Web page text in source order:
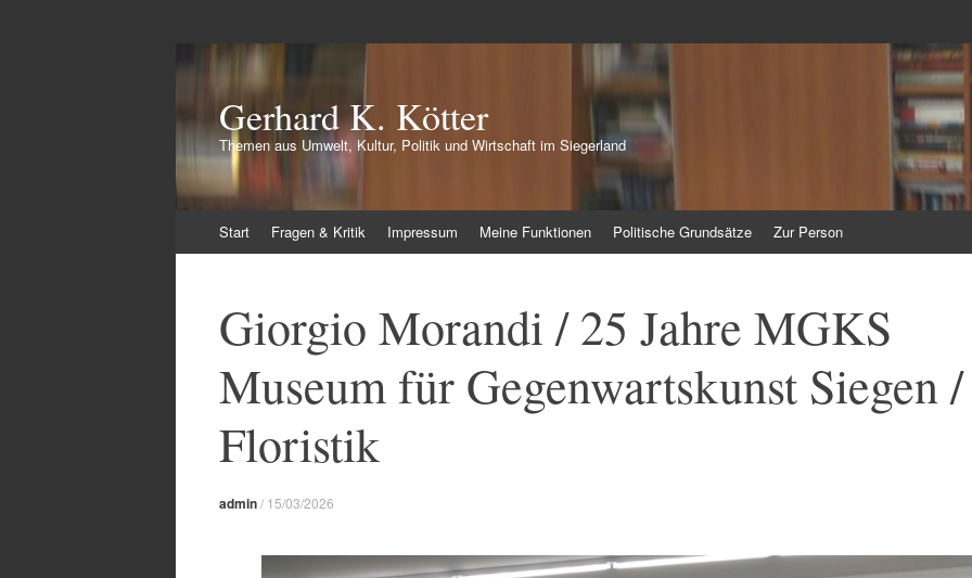
Gerhard K. Kötter
Themen aus Umwelt, Kultur, Politik und Wirtschaft im Siegerland
Inhalt
Start Fragen & Kritik Impressum Meine Funktionen Politische Grundsätze Zur Person
Giorgio Morandi / 25 Jahre MGKS
Museum für Gegenwartskunst Siegen /
Floristik
admin/ 15/03/2026